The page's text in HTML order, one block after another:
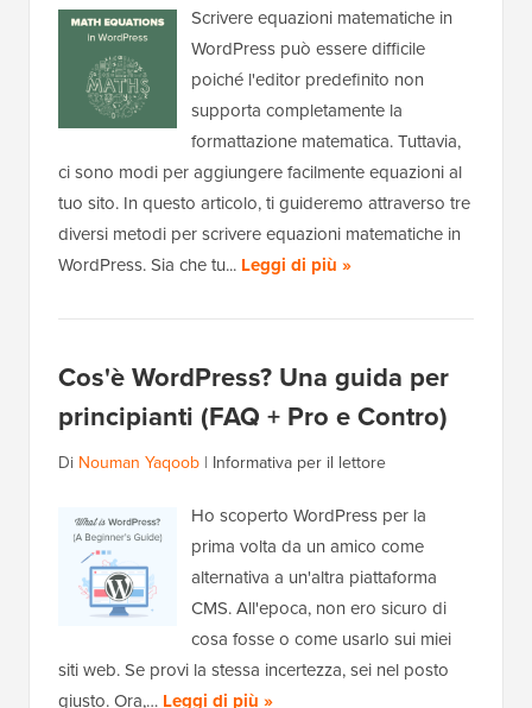
Scrivere equazioni matematiche in
WordPress può essere difficile
poiché l'editor predefinito non
supporta completamente la
formattazione matematica. Tuttavia,
ci sono modi per aggiungere facilmente equazioni al
tuo sito. In questo articolo, ti guideremo attraverso tre
diversi metodi per scrivere equazioni matematiche in
WordPress. Sia che tu... Leggi di più »
Cos'è WordPress? Una guida per
principianti (FAQ + Pro e Contro)
Di Nouman Yaqoob | Informativa per il lettore
Ho scoperto WordPress per la
prima volta da un amico come
alternativa a un'altra piattaforma
CMS. All'epoca, non ero sicuro di
cosa fosse o come usarlo sui miei
siti web. Se provi la stessa incertezza, sei nel posto
giusto. Ora,… Leggi di più »